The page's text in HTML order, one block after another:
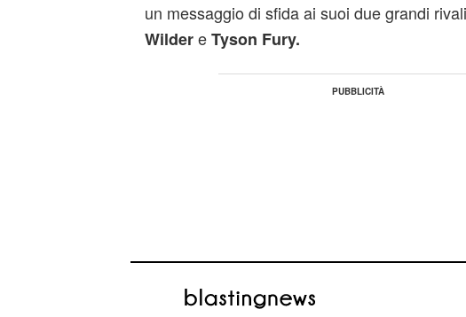
un messaggio di sfida ai suoi due grandi
WildereTyson Fury.